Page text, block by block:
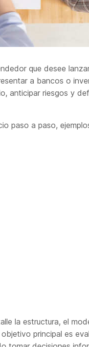
que desee
a bancos o
anticipar riesgos y
paso a paso,
la estructura, el
principal es